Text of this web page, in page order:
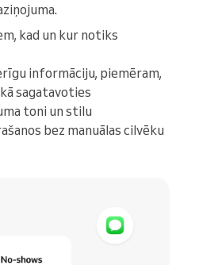
kad un kur notiks
informāciju, piemēram,
sagatavoties
toni un stilu
bez manuālas cilvēku